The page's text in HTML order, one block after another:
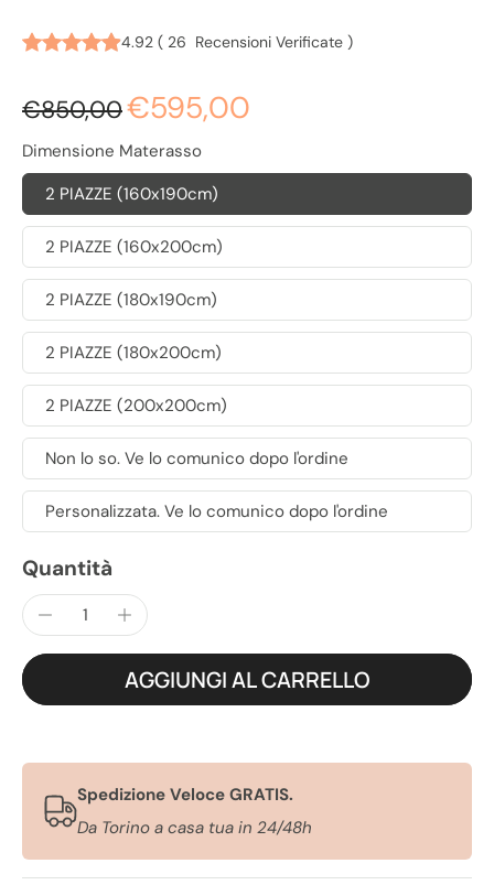
LUSSO 100% SETA | NERO
4.92 ( 26 Recensioni Verificate )
€850,00€595,00
Dimensione Materasso
2 PIAZZE (160x190cm)
2 PIAZZE (160x200cm)
2 PIAZZE (180x190cm)
2 PIAZZE (180x200cm)
2 PIAZZE (200x200cm)
Non lo so. Ve lo comunico dopo l'ordine
Personalizzata. Ve lo comunico dopo l'ordine
Quantità
AGGIUNGI AL CARRELLO
Spedizione Veloce GRATIS.
Da Torino a casa tua in 24/48h